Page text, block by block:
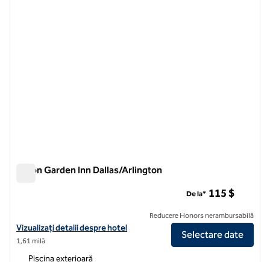
Hilton Garden Inn Dallas/Arlington
Vizualizați detaliile hotelului Hilton Garden Inn Dallas/Arlington
Vizualizați detalii despre hotel
1,61 milă
De la* 115 $
Reducere Honors nerambursabilă
Selectare date
Piscina exterioară